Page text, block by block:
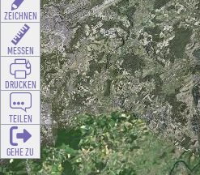
ZEICHNEN
MESSEN
DRUCKEN
TEILEN
GEHE ZU